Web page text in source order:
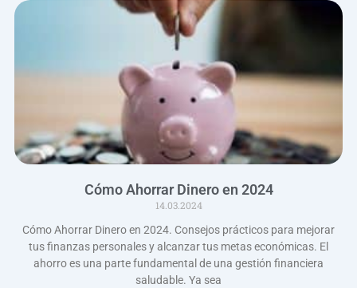
Cómo Ahorrar Dinero en 2024
14.03.2024
Cómo Ahorrar Dinero en 2024. Consejos prácticos para mejorar
tus finanzas personales y alcanzar tus metas económicas. El
ahorro es una parte fundamental de una gestión financiera
saludable. Ya sea